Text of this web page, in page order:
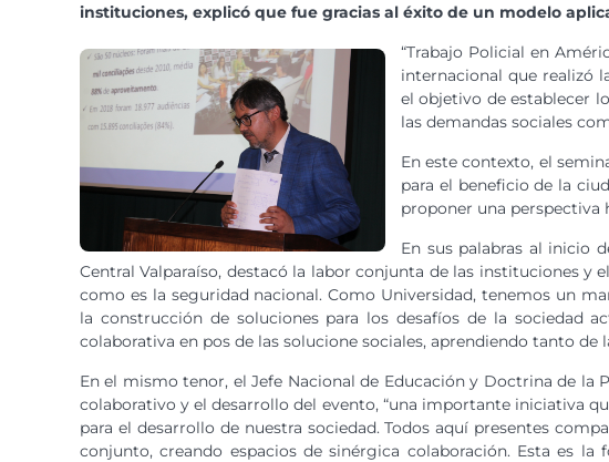
instituciones, explicó que fue gracias al éxito de un modelo
“Trabajo Policial en
internacional que realizó
el objetivo de establecer
las demandas sociales
En este contexto, el
para el beneficio de la
proponer una perspectiva
En sus palabras al inicio
Central Valparaíso, destacó la labor conjunta de las instituciones y
como es la seguridad nacional. Como Universidad, tenemos un
la construcción de soluciones para los desafíos de la sociedad
colaborativa en pos de las solucione sociales, aprendiendo tanto de
En el mismo tenor, el Jefe Nacional de Educación y Doctrina de la
colaborativo y el desarrollo del evento, “una importante iniciativa
para el desarrollo de nuestra sociedad. Todos aquí presentes
conjunto, creando espacios de sinérgica colaboración. Esta es